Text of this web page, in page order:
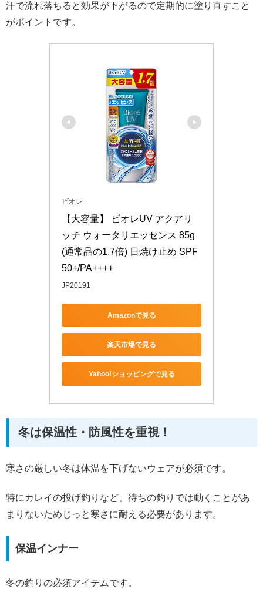
汗で流れ落ちると効果が下がるので定期的に塗り直すこと
がポイントです。
ビオレ
【大容量】 ビオレUV アクアリ
ッチ ウォータリエッセンス 85g
(通常品の1.7倍) 日焼け止め SPF
50+/PA++++
JP20191
Amazonで見る
楽天市場で見る
Yahoo!ショッピングで見る
冬は保温性・防風性を重視！
寒さの厳しい冬は体温を下げないウェアが必須です。
特にカレイの投げ釣りなど、待ちの釣りでは動くことがあ
まりないためじっと寒さに耐える必要があります。
保温インナー
冬の釣りの必須アイテムです。